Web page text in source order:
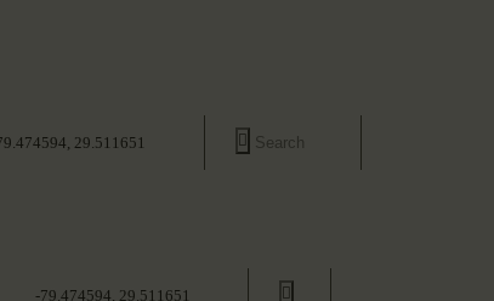
29.511651
-79.474594, 29.511651